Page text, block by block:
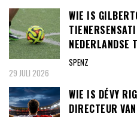
WIE IS
NEDERLANDSE
SPENZ
29 JULI 2026
WIE IS DÉVY
DIRECTEUR